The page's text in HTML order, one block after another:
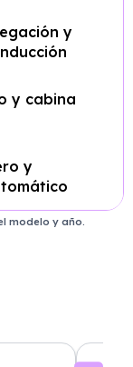
y
y cabina
y
modelo y año.